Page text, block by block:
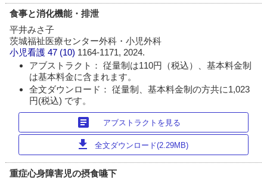
食事と消化機能・排泄
平井みさ子
茨城福祉医療センター外科・小児外科
小児看護 47 (10) 1164-1171, 2024.
アブストラクト： 従量制は110円（税込）、基本料金制
は基本料金に含まれます。
全文ダウンロード： 従量制、基本料金制の方共に1,023
円(税込) です。
article アブストラクトを見る
download 全文ダウンロード(2.29MB)
重症心身障害児の摂食嚥下